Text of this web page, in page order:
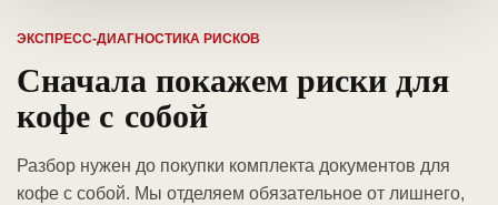
ЭКСПРЕСС-ДИАГНОСТИКА РИСКОВ
Сначала покажем риски для
кофе с собой
Разбор нужен до покупки комплекта документов для
кофе с собой. Мы отделяем обязательное от лишнего,